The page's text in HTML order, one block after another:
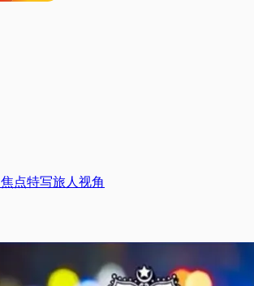
焦点特写旅人视角